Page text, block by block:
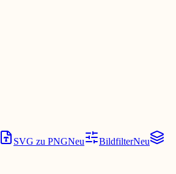
SVG zu PNGNeu BildfilterNeu